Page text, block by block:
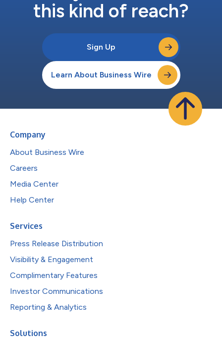
this kind of reach?
Sign Up
Learn About Business Wire
Company
About Business Wire
Careers
Media Center
Help Center
Services
Press Release Distribution
Visibility & Engagement
Complimentary Features
Investor Communications
Reporting & Analytics
Solutions